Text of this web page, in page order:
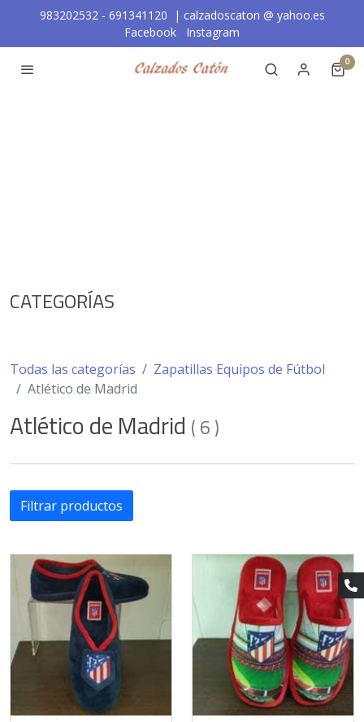
983202532 - 691341120 | calzadoscaton @ yahoo.es
Facebook
Instagram
0
CATEGORÍAS
Todas las categorías
Zapatillas Equipos de Fútbol
Atlético de Madrid
Atlético de Madrid ( 6 )
Filtrar productos